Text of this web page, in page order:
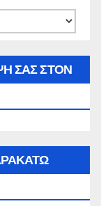
ΣΑΣ ΣΤΟΝ